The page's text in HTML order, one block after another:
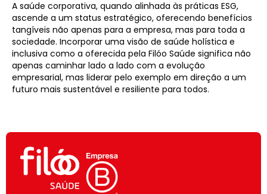
A saúde corporativa, quando alinhada às práticas ESG,
ascende a um status estratégico, oferecendo benefícios
tangíveis não apenas para a empresa, mas para toda a
sociedade. Incorporar uma visão de saúde holística e
inclusiva como a oferecida pela Filóo Saúde significa não
apenas caminhar lado a lado com a evolução
empresarial, mas liderar pelo exemplo em direção a um
futuro mais sustentável e resiliente para todos.